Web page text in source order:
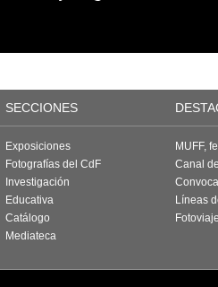
SECCIONES
Exposiciones
Fotografías del CdF
Investigación
Educativa
Catálogo
Mediateca
MUFF,
Canal
Líneas